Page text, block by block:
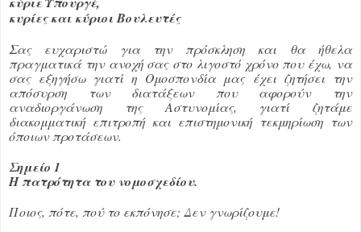
κυρίες και κύριοι Βουλευτές
Σας ευχαριστώ για την πρόσκληση και θα ήθελα
πραγματικά την ανοχή σας στο λιγοστό χρόνο που έχω, να
σας εξηγήσω γιατί η Ομοσπονδία μας έχει ζητήσει την
απόσυρση των διατάξεων που αφορούν την
αναδιοργάνωση της Αστυνομίας, γιατί ζητάμε
διακομματική επιτροπή και επιστημονική τεκμηρίωση των
όποιων προτάσεων.
Σημείο 1
Η πατρότητα του νομοσχεδίου.
Ποιος, πότε, πού το εκπόνησε; Δεν γνωρίζουμε!